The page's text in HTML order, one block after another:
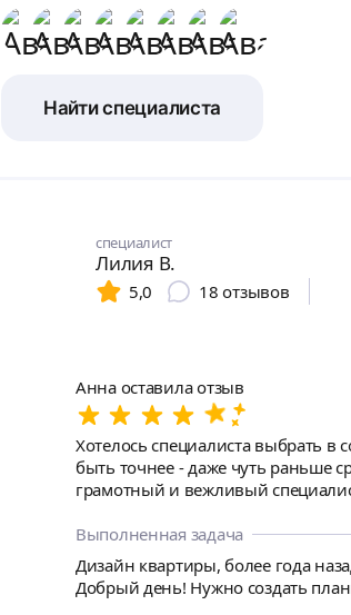
Найти специалиста
специалист
Лилия В.
5,0
18 отзывов
Анна оставила отзыв
Хотелось специалиста выбрать
быть точнее - даже чуть раньше
грамотный и вежливый
Выполненная задача
Дизайн квартиры, более года
Добрый день! Нужно создать